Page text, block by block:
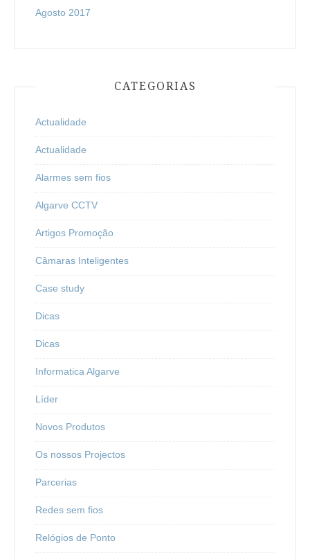
Agosto 2017
CATEGORIAS
Actualidade
Actualidade
Alarmes sem fios
Algarve CCTV
Artigos Promoção
Câmaras Inteligentes
Case study
Dicas
Dicas
Informatica Algarve
Líder
Novos Produtos
Os nossos Projectos
Parcerias
Redes sem fios
Relógios de Ponto